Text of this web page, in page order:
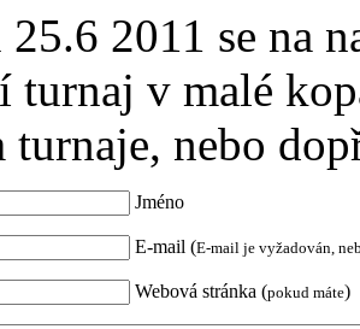
2011 se na
turnaj v malé
turnaje, nebo
Jméno
E-mail (E-mail je vyžadován,
Webová stránka (pokud máte)